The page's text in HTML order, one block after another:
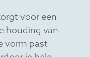
voor een
houding van
vorm past